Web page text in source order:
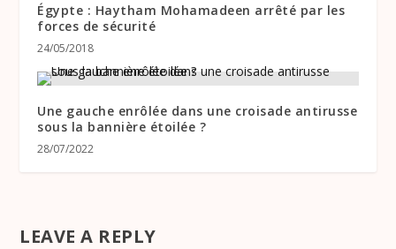
Égypte : Haytham Mohamadeen arrêté par les
forces de sécurité
24/05/2018
Une gauche enrôlée dans une croisade antirusse
sous la bannière étoilée ?
28/07/2022
LEAVE A REPLY